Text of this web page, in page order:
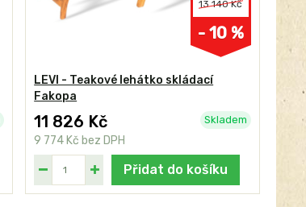
13 140 Kč
- 10 %
LEVI - Teakové lehátko skládací
Fakopa
11 826 Kč
9 774 Kč bez DPH
Skladem
Přidat do košíku